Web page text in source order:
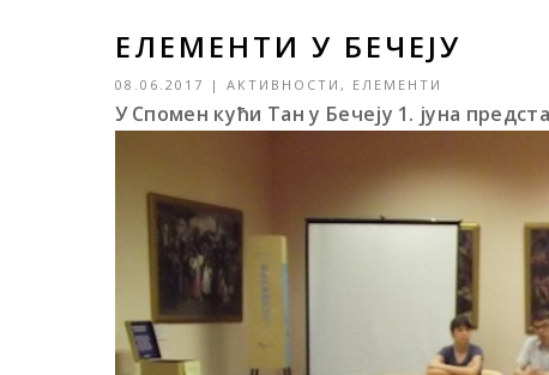
ЕЛЕМЕНТИ У БЕЧЕЈУ
08.06.2017 | АКТИВНОСТИ , ЕЛЕМЕНТИ
У Спомен кући Тан у Бечеју 1. јуна